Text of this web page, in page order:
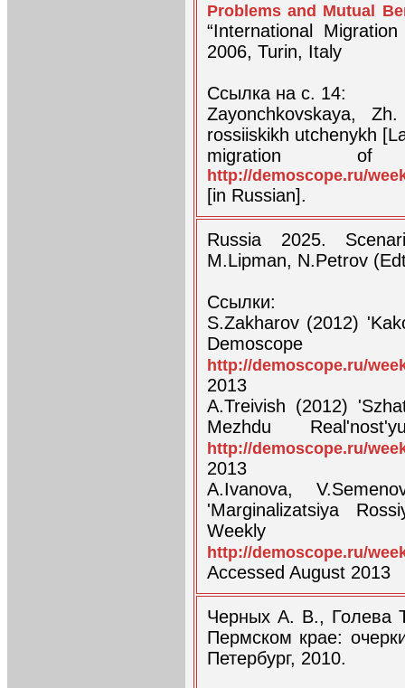
Problems and Mutual
“International
2006, Turin, Italy
Ссылка на с. 14:
Zayonchkovskaya,
rossiiskikh utchenykh
migration of
http://demoscope.ru/
[in Russian].
Russia 2025.
M.Lipman, N.Petrov
Ссылки:
S.Zakharov (2012)
Demoscope
http://demoscope.ru/
2013
A.Treivish (2012)
Mezhdu
http://demoscope.ru/
2013
A.Ivanova,
'Marginalizatsiya
Weekly
http://demoscope.ru/
Accessed August 2013
Черных А. В., Голева
Пермском крае:
Петербург, 2010.